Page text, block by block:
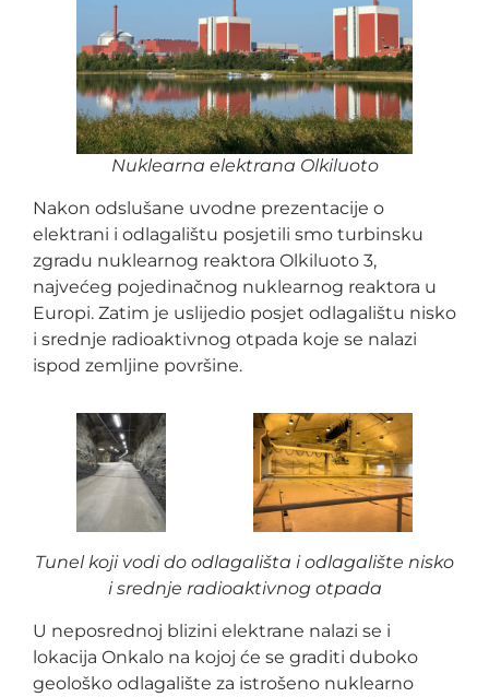
Nuklearna elektrana Olkiluoto
Nakon odslušane uvodne prezentacije o
elektrani i odlagalištu posjetili smo turbinsku
zgradu nuklearnog reaktora Olkiluoto 3,
najvećeg pojedinačnog nuklearnog reaktora u
Europi. Zatim je uslijedio posjet odlagalištu nisko
i srednje radioaktivnog otpada koje se nalazi
ispod zemljine površine.
Tunel koji vodi do odlagališta i odlagalište nisko
i srednje radioaktivnog otpada
U neposrednoj blizini elektrane nalazi se i
lokacija Onkalo na kojoj će se graditi duboko
geološko odlagalište za istrošeno nuklearno